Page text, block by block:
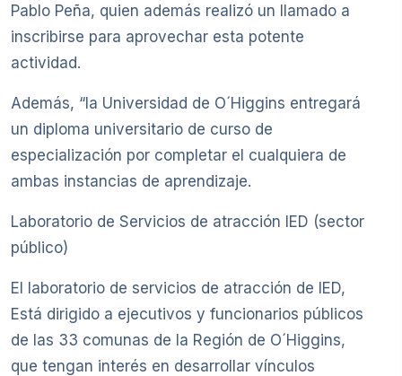
Pablo Peña, quien además realizó un llamado a
inscribirse para aprovechar esta potente
actividad.
Además, “la Universidad de O´Higgins entregará
un diploma universitario de curso de
especialización por completar el cualquiera de
ambas instancias de aprendizaje.
Laboratorio de Servicios de atracción IED (sector
público)
El laboratorio de servicios de atracción de IED,
Está dirigido a ejecutivos y funcionarios públicos
de las 33 comunas de la Región de O´Higgins,
que tengan interés en desarrollar vínculos